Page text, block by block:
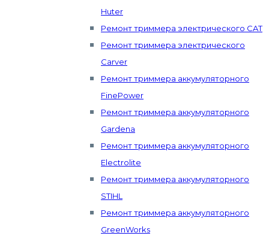
Huter
Ремонт триммера электрического CAT
Ремонт триммера электрического
Carver
Ремонт триммера аккумуляторного
FinePower
Ремонт триммера аккумуляторного
Gardena
Ремонт триммера аккумуляторного
Electrolite
Ремонт триммера аккумуляторного
STIHL
Ремонт триммера аккумуляторного
GreenWorks